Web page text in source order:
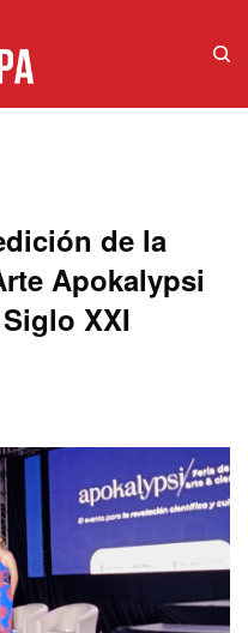
de la
Apokalypsi
XXI